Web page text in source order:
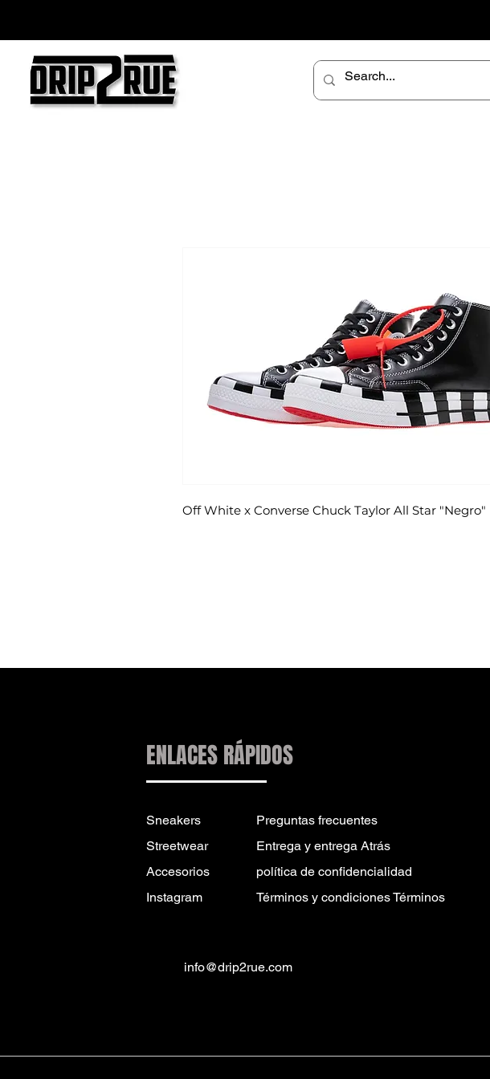
Off White x Converse Chuck Taylor All Star "Negro"
ENLACES RÁPIDOS
Sneakers
Streetwear
Accesorios
Instagram
Preguntas frecuentes
Entrega y entrega Atrás
política de confidencialidad
Términos y condiciones Términos
info@drip2rue.com